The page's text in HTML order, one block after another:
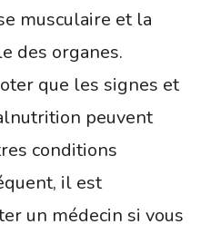
musculaire et la
des organes.
que les signes et
peuvent
conditions
il est
un médecin si vous